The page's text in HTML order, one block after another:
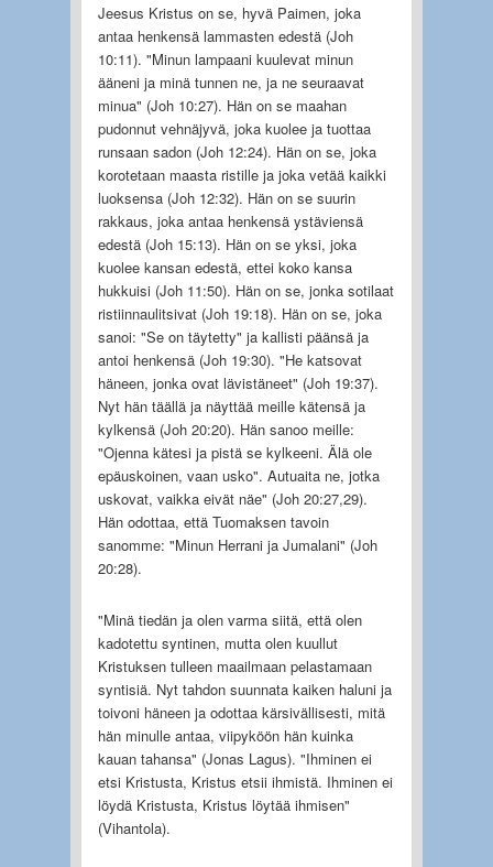
Jeesus Kristus on se, hyvä Paimen, joka
antaa henkensä lammasten edestä (Joh
10:11). "Minun lampaani kuulevat minun
ääneni ja minä tunnen ne, ja ne seuraavat
minua" (Joh 10:27). Hän on se maahan
pudonnut vehnäjyvä, joka kuolee ja tuottaa
runsaan sadon (Joh 12:24). Hän on se, joka
korotetaan maasta ristille ja joka vetää kaikki
luoksensa (Joh 12:32). Hän on se suurin
rakkaus, joka antaa henkensä ystäviensä
edestä (Joh 15:13). Hän on se yksi, joka
kuolee kansan edestä, ettei koko kansa
hukkuisi (Joh 11:50). Hän on se, jonka sotilaat
ristiinnaulitsivat (Joh 19:18). Hän on se, joka
sanoi: "Se on täytetty" ja kallisti päänsä ja
antoi henkensä (Joh 19:30). "He katsovat
häneen, jonka ovat lävistäneet" (Joh 19:37).
Nyt hän täällä ja näyttää meille kätensä ja
kylkensä (Joh 20:20). Hän sanoo meille:
"Ojenna kätesi ja pistä se kylkeeni. Älä ole
epäuskoinen, vaan usko". Autuaita ne, jotka
uskovat, vaikka eivät näe" (Joh 20:27,29).
Hän odottaa, että Tuomaksen tavoin
sanomme: "Minun Herrani ja Jumalani" (Joh
20:28).
"Minä tiedän ja olen varma siitä, että olen
kadotettu syntinen, mutta olen kuullut
Kristuksen tulleen maailmaan pelastamaan
syntisiä. Nyt tahdon suunnata kaiken haluni ja
toivoni häneen ja odottaa kärsivällisesti, mitä
hän minulle antaa, viipyköön hän kuinka
kauan tahansa" (Jonas Lagus). "Ihminen ei
etsi Kristusta, Kristus etsii ihmistä. Ihminen ei
löydä Kristusta, Kristus löytää ihmisen"
(Vihantola).